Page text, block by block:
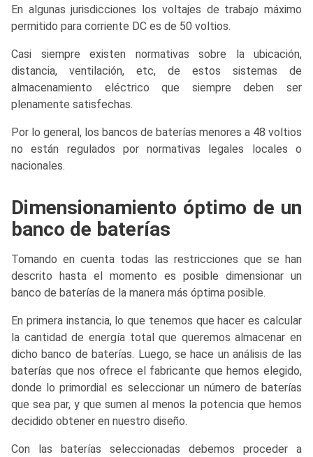
En algunas jurisdicciones los voltajes de trabajo máximo
permitido para corriente DC es de 50 voltios.
Casi siempre existen normativas sobre la ubicación,
distancia, ventilación, etc, de estos sistemas de
almacenamiento eléctrico que siempre deben ser
plenamente satisfechas.
Por lo general, los bancos de baterías menores a 48 voltios
no están regulados por normativas legales locales o
nacionales.
Dimensionamiento óptimo de un
banco de baterías
Tomando en cuenta todas las restricciones que se han
descrito hasta el momento es posible dimensionar un
banco de baterías de la manera más óptima posible.
En primera instancia, lo que tenemos que hacer es calcular
la cantidad de energía total que queremos almacenar en
dicho banco de baterías. Luego, se hace un análisis de las
baterías que nos ofrece el fabricante que hemos elegido,
donde lo primordial es seleccionar un número de baterías
que sea par, y que sumen al menos la potencia que hemos
decidido obtener en nuestro diseño.
Con las baterías seleccionadas debemos proceder a